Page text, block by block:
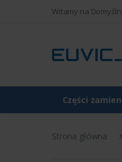
Witamy na
Części
Strona główna